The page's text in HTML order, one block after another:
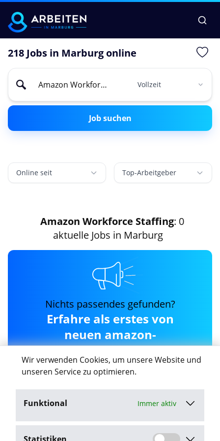
Wir verwenden Cookies, um unsere Website und
unseren Service zu optimieren.
Funktional Immer aktiv
218 Jobs in Marburg online
Job suchen
Online seit Top-Arbeitgeber
Amazon Workforce Staffing: 0
aktuelle Jobs in Marburg
Nichts passendes gefunden?
Erfahre als erstes von
neuen amazon-
workforce-staffing Jobs in
Marburg